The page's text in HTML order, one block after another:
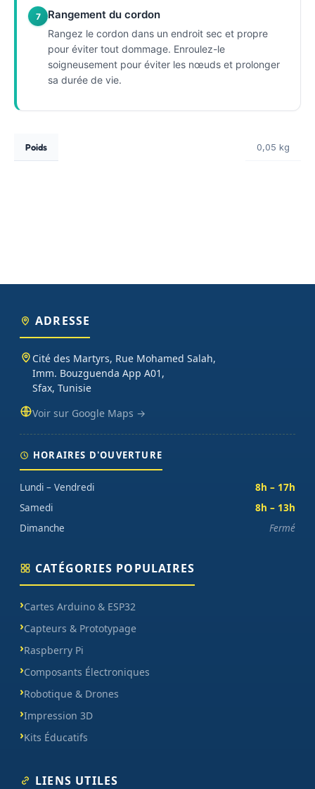
7 Rangement du cordon
Rangez le cordon dans un endroit sec et propre
pour éviter tout dommage. Enroulez-le
soigneusement pour éviter les nœuds et prolonger
sa durée de vie.
Poids 0,05 kg
ADRESSE
Cité des Martyrs, Rue Mohamed Salah,
Imm. Bouzguenda App A01,
Sfax, Tunisie
Voir sur Google Maps →
HORAIRES D'OUVERTURE
Lundi – Vendredi
8h – 17h
Samedi
8h – 13h
Dimanche
Fermé
CATÉGORIES POPULAIRES
Cartes Arduino & ESP32
Capteurs & Prototypage
Raspberry Pi
Composants Électroniques
Robotique & Drones
Impression 3D
Kits Éducatifs
LIENS UTILES